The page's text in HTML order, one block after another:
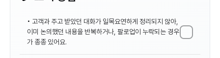
• 고객과 주고 받았던 대화가 일목요연하게 정리되지 않아,
이미 논의했던 내용을 반복하거나, 팔로업이 누락되는 경우
가 종종 있어요.